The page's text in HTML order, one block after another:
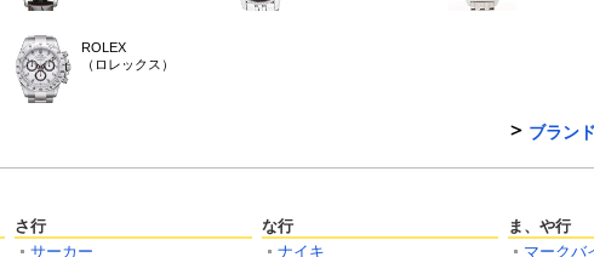
ROLEX
（ロレックス）
ブラン
さ行
サーカー
な行
ナイキ
ま、や行
マークバ